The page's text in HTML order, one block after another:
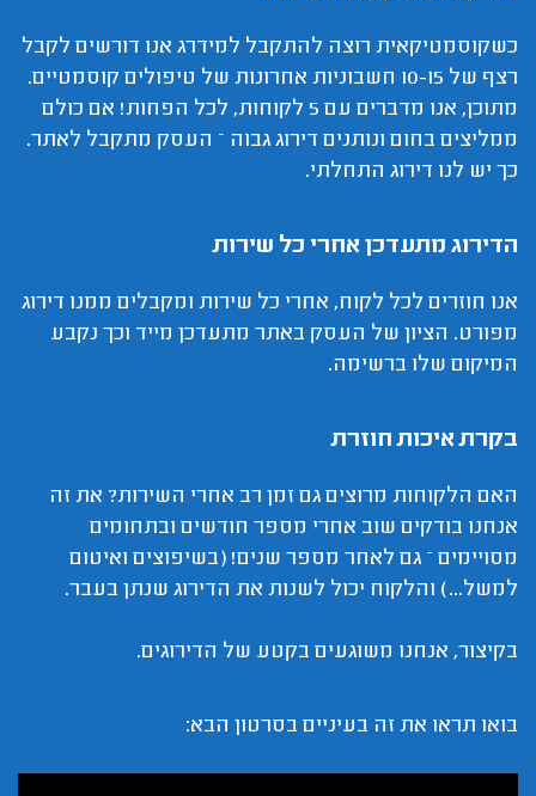
כשקוסמטיקאית רוצה להתקבל למידרג אנו דורשים לקבל
רצף של 10-15 חשבוניות אחרונות של טיפולים קוסמטיים.
מתוכן, אנו מדברים עם 5 לקוחות, לכל הפחות! אם כולם
ממליצים בחום ונותנים דירוג גבוה – העסק מתקבל לאתר.
כך יש לנו דירוג התחלתי.
הדירוג מתעדכן אחרי כל שירות
אנו חוזרים לכל לקוח, אחרי כל שירות ומקבלים ממנו דירוג
מפורט. הציון של העסק באתר מתעדכן מייד וכך נקבע
המיקום שלו ברשימה.
בקרת איכות חוזרת
האם הלקוחות מרוצים גם זמן רב אחרי השירות? את זה
אנחנו בודקים שוב אחרי מספר חודשים ובתחומים
מסויימים – גם לאחר מספר שנים! (בשיפוצים ואיטום
למשל...) והלקוח יכול לשנות את הדירוג שנתן בעבר.
בקיצור, אנחנו משוגעים בקטע של הדירוגים.
בואו תראו את זה בעיניים בסרטון הבא: